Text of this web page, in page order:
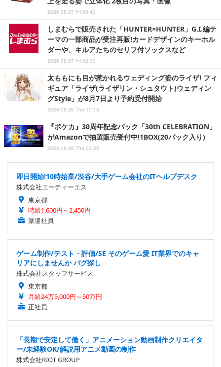
2026.08.07 Fri 03:40
しまむらで販売された「HUNTER×HUNTER」G.I.編テ
ーマの一部商品が受注再販!カードデザインのキーホル
ダーや、キルアたちのセリフ付ソックスなど
2026.08.07 Fri 02:00
太ももにも目が惹かれるウェディング姿のライザ! フィ
ギュア「ライザ(ライザリン・シュタウト)ウェディン
グStyle」が8月7日より予約受付開始
2026.08.06 Thu 10:15
『ポケカ』30周年記念パック「30th CELEBRATION」
がAmazonで抽選販売受付中!1BOX(20パック入り)
2026.08.06 Thu 03:30
即日開始!10時始業/渋谷/大手ゲーム会社のITヘルプデスク
株式会社エーティーエス
東京都
時給1,600円～2,450円
派遣社員
ゲーム制作/テスト・評価/SE そのゲーム愛 IT業界でのキャ
リアにしませんか バグ探し
株式会社スタッフサービス
東京都
月給24万5,000円～50万円
正社員
「長期で安定して働く」アニメーション動画制作クリエイタ
ー/未経験OK/解説用アニメ動画の制作
株式会社RIOT GROUP